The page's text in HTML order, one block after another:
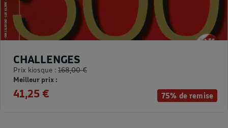
75% de remise
CHALLENGES
Prix kiosque : 168,00 €
Meilleur prix :
41,25 €